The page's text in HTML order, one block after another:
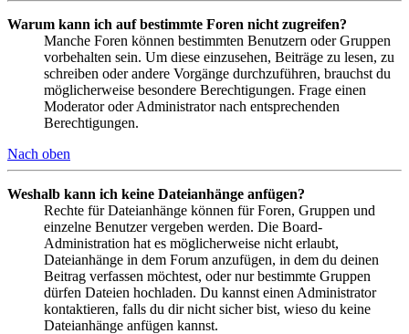
Warum kann ich auf bestimmte Foren nicht zugreifen?
Manche Foren können bestimmten Benutzern oder Gruppen
vorbehalten sein. Um diese einzusehen, Beiträge zu lesen, zu
schreiben oder andere Vorgänge durchzuführen, brauchst du
möglicherweise besondere Berechtigungen. Frage einen
Moderator oder Administrator nach entsprechenden
Berechtigungen.
Nach oben
Weshalb kann ich keine Dateianhänge anfügen?
Rechte für Dateianhänge können für Foren, Gruppen und
einzelne Benutzer vergeben werden. Die Board-
Administration hat es möglicherweise nicht erlaubt,
Dateianhänge in dem Forum anzufügen, in dem du deinen
Beitrag verfassen möchtest, oder nur bestimmte Gruppen
dürfen Dateien hochladen. Du kannst einen Administrator
kontaktieren, falls du dir nicht sicher bist, wieso du keine
Dateianhänge anfügen kannst.